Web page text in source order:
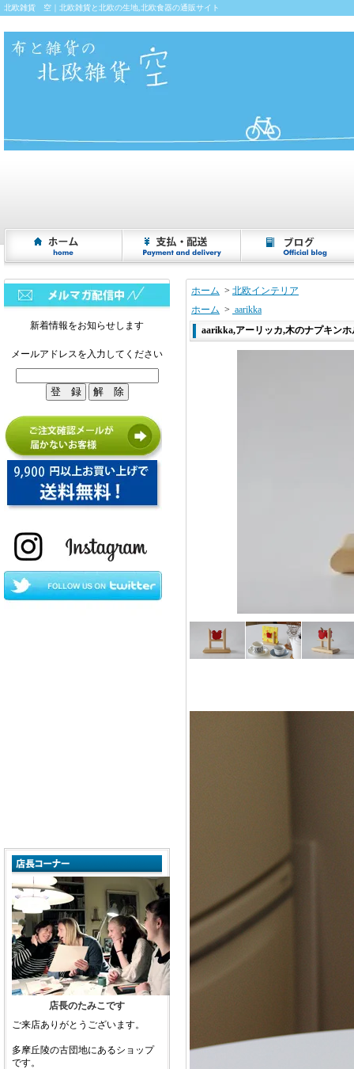
北欧雑貨 空｜北欧雑貨と北欧の生地,北欧食器の通販サイト
新着情報をお知らせします
メールアドレスを入力してください
店長のたみこです
ご来店ありがとうございます。
多摩丘陵の古団地にあるショップ
です。
ホーム > 北欧インテリア
ホーム > aarikka
aarikka,アーリッカ,木のナプキン